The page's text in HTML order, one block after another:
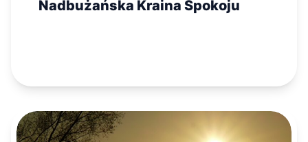
Nadbużańska Kraina Spokoju